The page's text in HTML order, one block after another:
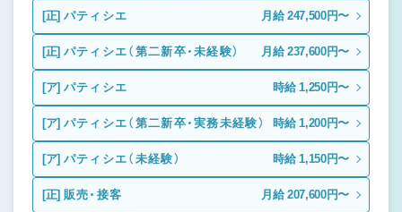
[正] パティシエ 月給 247,500円〜
[正] パティシエ（第二新卒・未経験） 月給 237,600円〜
[ア] パティシエ 時給 1,250円〜
[ア] パティシエ（第二新卒・実務未経験） 時給 1,200円〜
[ア] パティシエ（未経験） 時給 1,150円〜
[正] 販売・接客 月給 207,600円〜